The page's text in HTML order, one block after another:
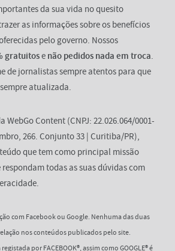
da sua vida no quesito
as informações sobre os benefícios
pelo governo. Nossos
gratuitose não pedidos nada em troca.
de jornalistas sempre atentos para que
atualizada.
WebGo Content (CNPJ: 22.026.064/0001-
266. Conjunto 33 | Curitiba/PR),
que tem como principal missão
todas as suas dúvidas com
com Facebook ou Google. Nenhuma das duas
nos conteúdos publicados pelo site.
por FACEBOOK®, assim como GOOGLE® é